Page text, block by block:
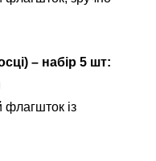
– набір 5 шт:
флагшток із